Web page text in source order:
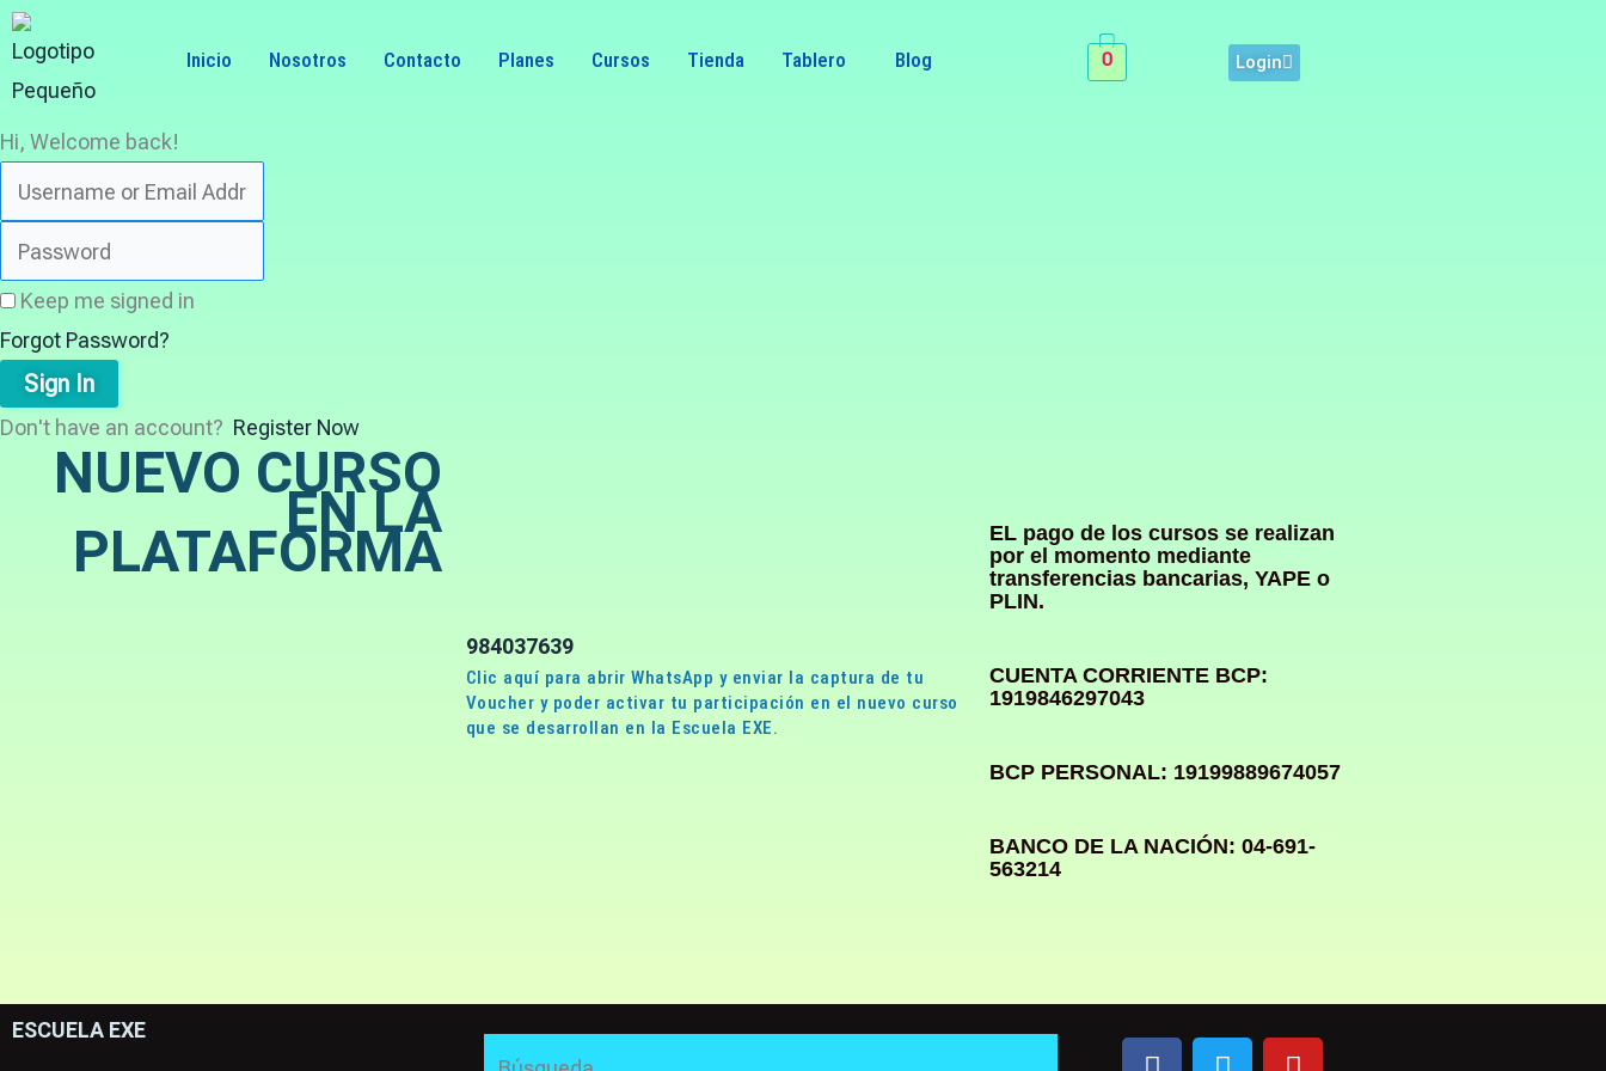
Skip
to
content
Inicio Nosotros Contacto Planes Cursos Tienda Tablero Blog 0 Login
Hi, Welcome back!
Keep me signed in
Forgot Password?
Sign In
Don't have an account? Register Now
NUEVO CURSO
EN LA
PLATAFORMA
984037639
Clic aquí para abrir WhatsApp y enviar la captura de tu
Voucher y poder activar tu participación en el nuevo curso
que se desarrollan en la Escuela EXE.
EL pago de los cursos se realizan
por el momento mediante
transferencias bancarias, YAPE o
PLIN.
CUENTA CORRIENTE BCP:
1919846297043
BCP PERSONAL: 19199889674057
BANCO DE LA NACIÓN: 04-691-
563214
ESCUELA EXE
Search
F
a
T
w
Y
o